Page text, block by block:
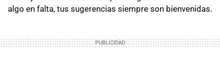
algo en falta, tus sugerencias siempre son bienvenidas.